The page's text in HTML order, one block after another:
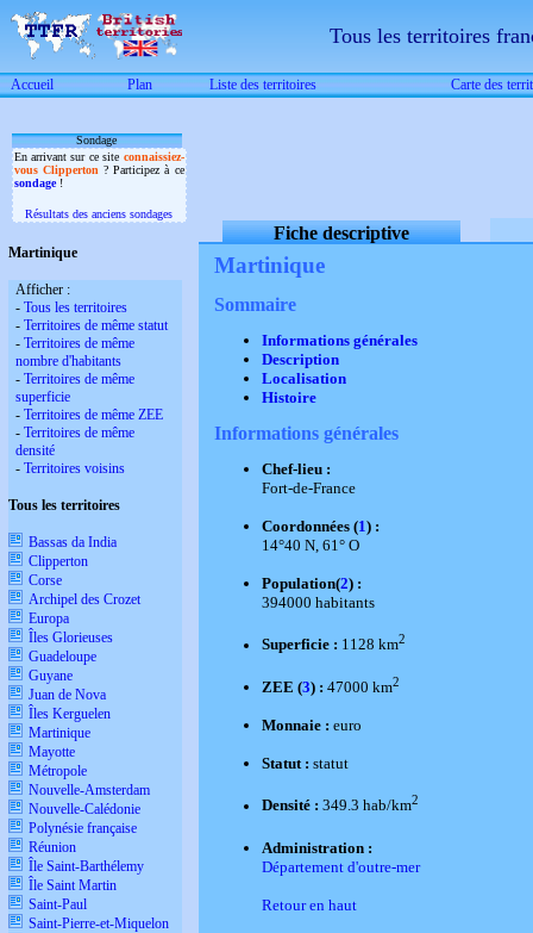
Tous les territoires
Accueil Plan Liste des territoires Carte des
Sondage
En arrivant sur ce site connaissiez-
vous Clipperton ? Participez à ce
sondage!
Résultats des anciens sondages
Martinique
Afficher :
-Tous les territoires
-Territoires de même statut
-Territoires de même
nombre d'habitants
-Territoires de même
superficie
-Territoires de même ZEE
-Territoires de même
densité
-Territoires voisins
Tous les territoires
Bassas da India
Clipperton
Corse
Archipel des Crozet
Europa
Îles Glorieuses
Guadeloupe
Guyane
Juan de Nova
Îles Kerguelen
Martinique
Mayotte
Métropole
Nouvelle-Amsterdam
Nouvelle-Calédonie
Polynésie française
Réunion
Île Saint-Barthélemy
Île Saint Martin
Saint-Paul
Saint-Pierre-et-Miquelon
Fiche descriptive
Martinique
Sommaire
Informations générales
Description
Localisation
Histoire
Informations générales
Chef-lieu :
Fort-de-France
Coordonnées (1) :
14°40 N, 61° O
Population(2) :
394000 habitants
Superficie : 1128 km2
ZEE (3) : 47000 km2
Monnaie : euro
Statut : statut
Densité : 349.3 hab/km2
Administration :
Département d'outre-mer
Retour en haut